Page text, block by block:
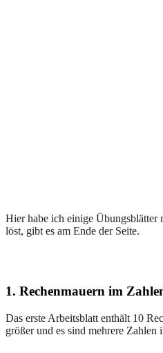
Hier habe ich einige Übungsblätter
löst, gibt es am Ende der Seite.
1. Rechenmauern im
Das erste Arbeitsblatt enthält 10
größer und es sind mehrere Zahlen